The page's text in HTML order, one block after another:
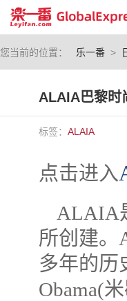
您当前的位置： 乐一番 >
ALAIA巴黎时
标签： ALAIA
点击进入
ALAIA
所创建。
多年的历
Obama(